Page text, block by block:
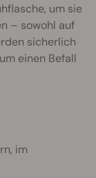
um sie
– sowohl auf
sicherlich
einen Befall
im